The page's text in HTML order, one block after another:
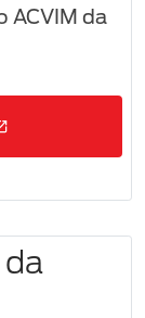
ACVIM da